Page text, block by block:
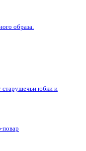
образа.
старушечьи юбки и
повар